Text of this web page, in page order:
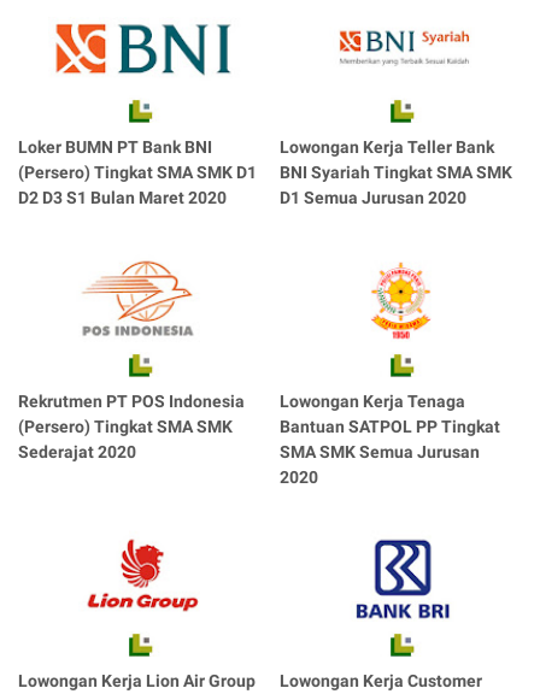
Loker BUMN PT Bank BNI
(Persero) Tingkat SMA SMK D1
D2 D3 S1 Bulan Maret 2020
Lowongan Kerja Teller Bank
BNI Syariah Tingkat SMA SMK
D1 Semua Jurusan 2020
Rekrutmen PT POS Indonesia
(Persero) Tingkat SMA SMK
Sederajat 2020
Lowongan Kerja Tenaga
Bantuan SATPOL PP Tingkat
SMA SMK Semua Jurusan
2020
Lowongan Kerja Lion Air Group
Lowongan Kerja Customer